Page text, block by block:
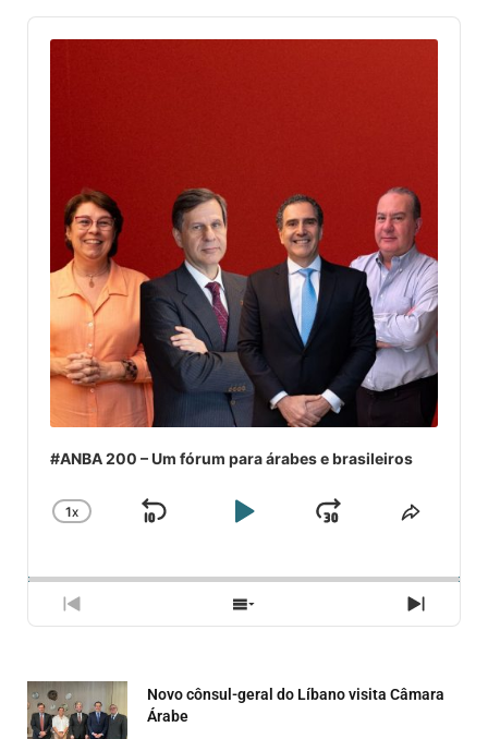
Audio
Player
#ANBA 200 – Um fórum para árabes e brasileiros
CHANGE
1X
SKIP
PLAYJUMP
PREVIOUS
EPISODE
SHOW
EPISODES
NEXT
Novo cônsul-geral do Líbano visita Câmara
Árabe